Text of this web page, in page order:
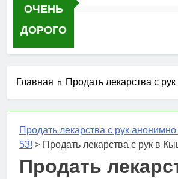
ОЧЕНЬ
ДОРОГО
Главная Продать лекарства с
Продать лекарства с рук
53! > Продать лекарства с рук в
Продать